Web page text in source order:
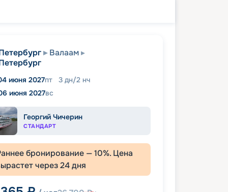
Валаам
июня 2027пт 3 дн/2 нч
июня 2027вс
Георгий Чичерин
СТАНДАРТ
бронирование —10%. Цена
через24дня